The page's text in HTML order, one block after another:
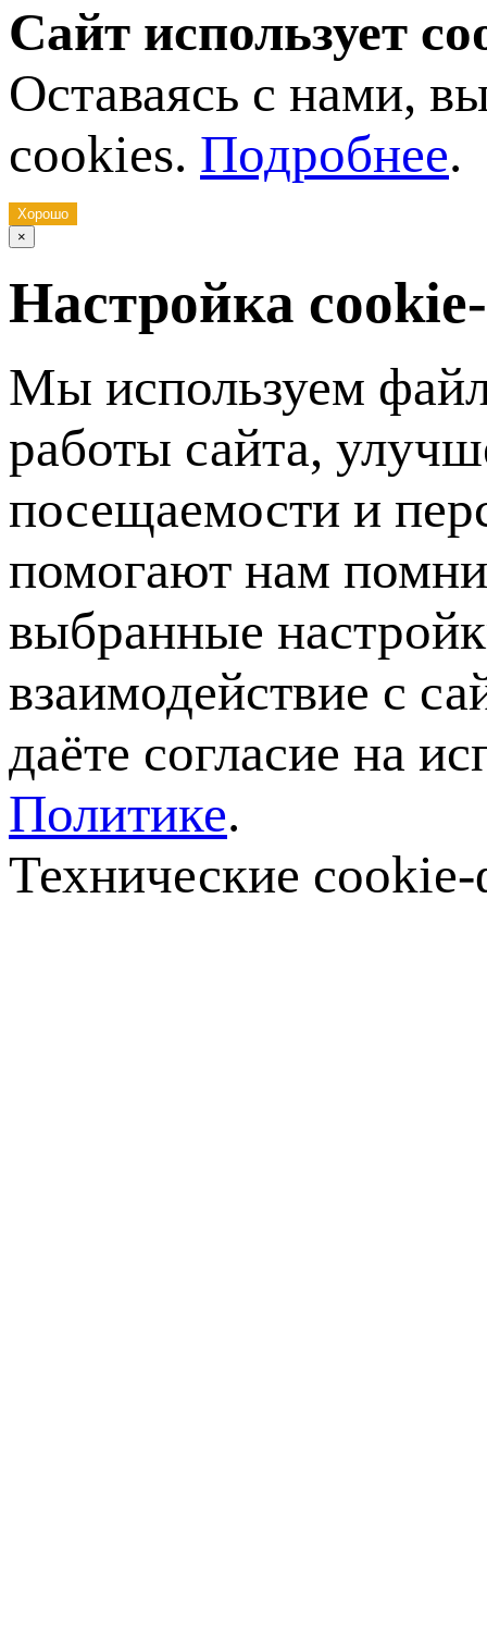
Сайт использует
Оставаясь с нами,
cookies. Подробнее.
Хорошо
×
Настройка
Мы используем
работы сайта,
посещаемости и
помогают нам
выбранные
взаимодействие с
даёте согласие на
Политике.
Технические